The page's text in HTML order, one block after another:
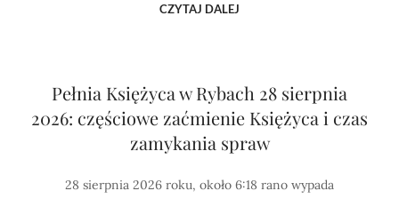
CZYTAJ DALEJ
Pełnia Księżyca w Rybach 28 sierpnia
2026: częściowe zaćmienie Księżyca i czas
zamykania spraw
28 sierpnia 2026 roku, około 6:18 rano wypada